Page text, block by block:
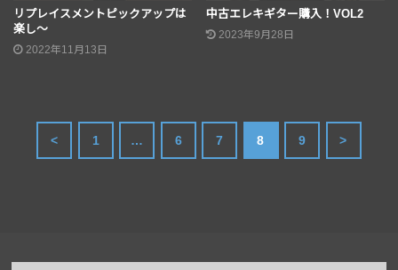
リプレイスメントピックアップは
楽し〜
2022年11月13日
中古エレキギター購入！VOL2
2023年9月28日
< 1 … 6 7 8 9 >